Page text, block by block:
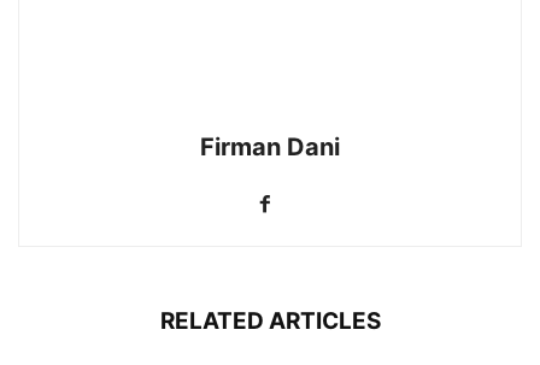
Firman Dani
RELATED ARTICLES